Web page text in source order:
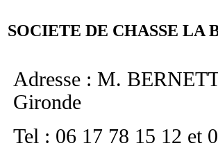
SOCIETE DE CHASSE LA
Adresse : M.
Gironde
Tel : 06 17 78 15 12 et